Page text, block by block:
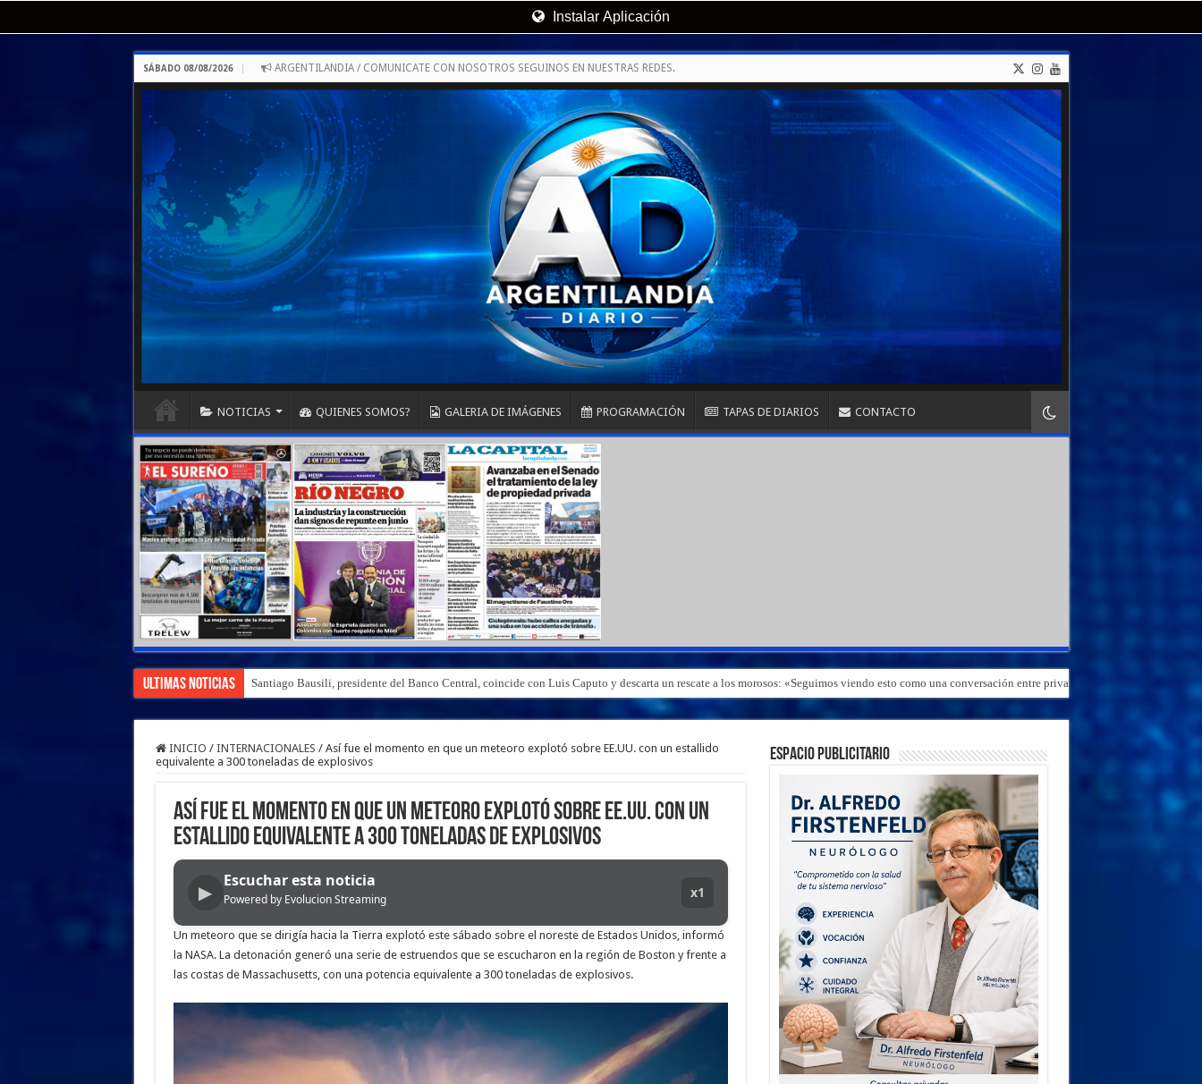
Instalar Aplicación
SÁBADO 08/08/2026 ARGENTILANDIA / COMUNICATE CON NOSOTROS SEGUINOS EN NUESTRAS REDES.
NOTICIAS QUIENES SOMOS? GALERIA DE IMÁGENES PROGRAMACIÓN TAPAS DE DIARIOS CONTACTO
Ultimas Noticias Santiago Bausili, presidente del Banco Central, coincide con Luis Caputo y descarta un rescate a los morosos: «Seguimos viendo esto como una conversación entre privados»
INICIO / INTERNACIONALES / Así fue el momento en que un meteoro explotó sobre EE.UU. con un estallido
equivalente a 300 toneladas de explosivos
Así fue el momento en que un meteoro explotó sobre EE.UU. con un
estallido equivalente a 300 toneladas de explosivos
▶
Escuchar esta noticia
Powered by Evolucion Streaming x1
Un meteoro que se dirigía hacia la Tierra explotó este sábado sobre el noreste de Estados Unidos, informó
la NASA. La detonación generó una serie de estruendos que se escucharon en la región de Boston y frente a
las costas de Massachusetts, con una potencia equivalente a 300 toneladas de explosivos.
ESPACIO PUBLICITARIO